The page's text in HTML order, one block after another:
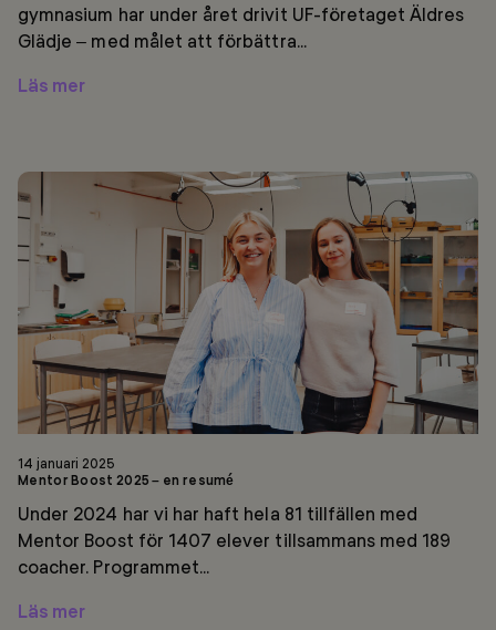
gymnasium har under året drivit UF-företaget Äldres
Glädje – med målet att förbättra...
Läs mer
Mentor
Boost
2025
en
resumé
14 januari 2025
Mentor Boost 2025 – en resumé
Under 2024 har vi har haft hela 81 tillfällen med
Mentor Boost för 1407 elever tillsammans med 189
coacher. Programmet...
Läs mer